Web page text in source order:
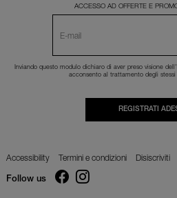
ACCESSO AD OFFERTE E
Inviando questo modulo dichiaro di aver preso visione dell'
acconsento al trattamento degli
REGISTRATI
Accessibility Termini e condizioni Disiscriviti
Follow us